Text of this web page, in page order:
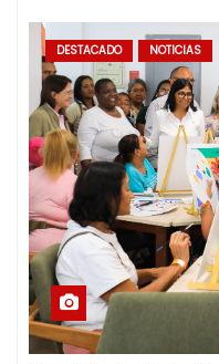
DESTACADO NOTICIAS